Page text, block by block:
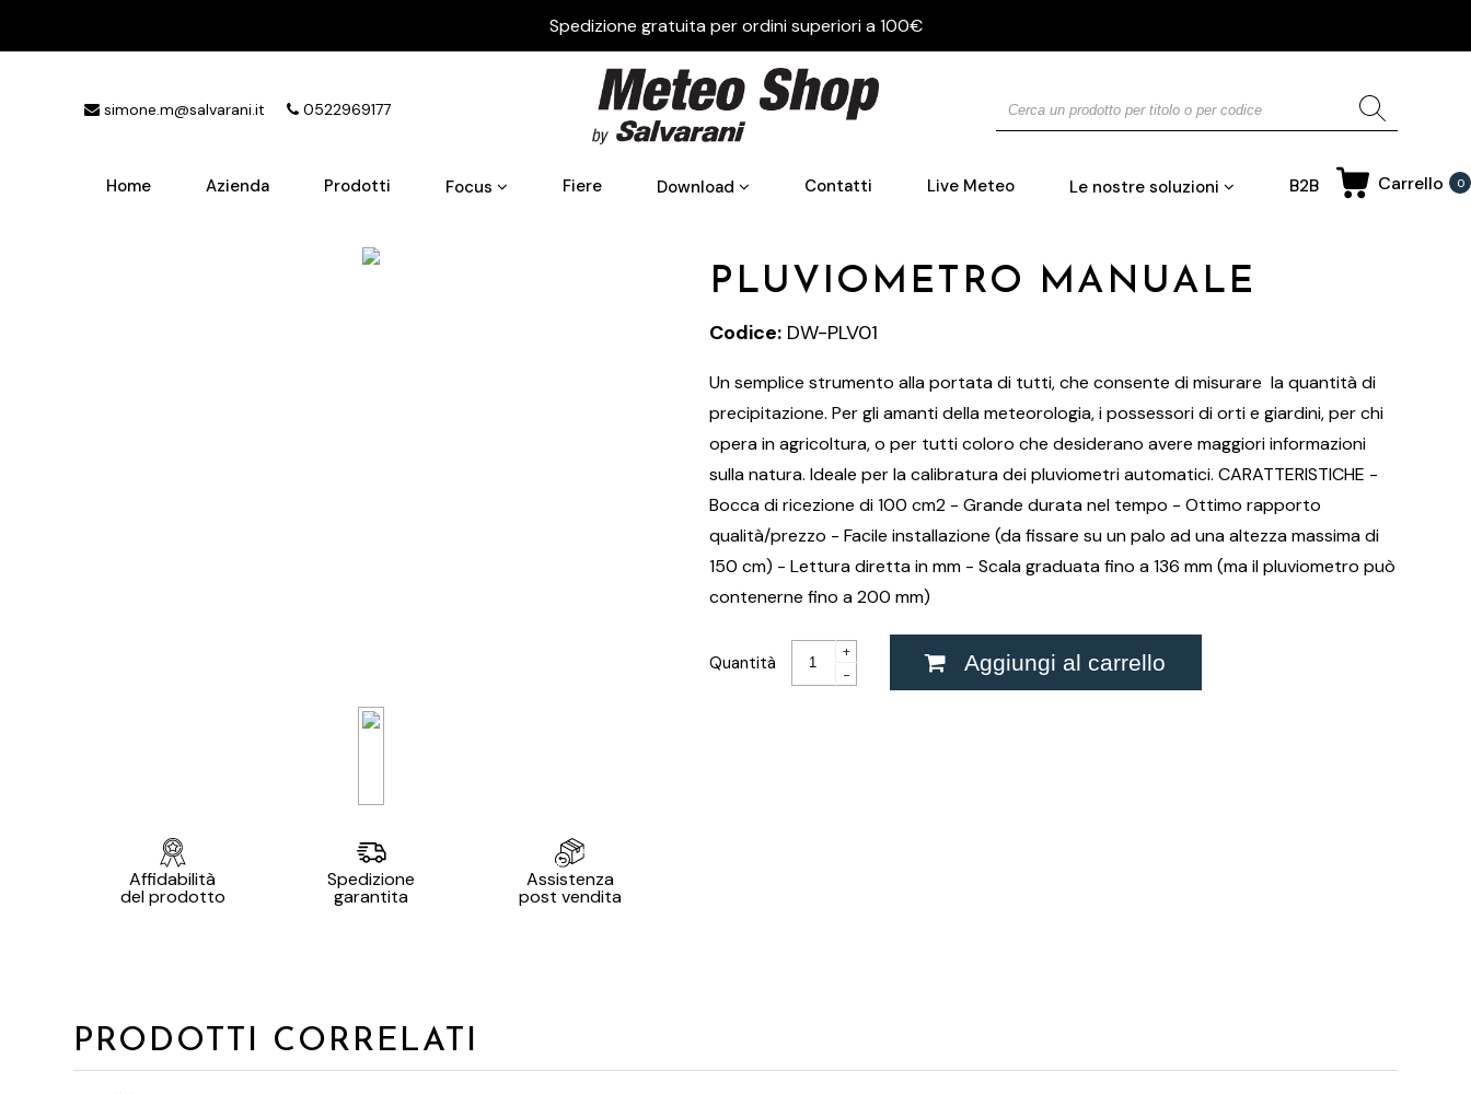
Spedizione gratuita per ordini superiori a 100€
simone.m@salvarani.it 0522969177
Home Azienda Prodotti Focus Fiere Download Contatti Live Meteo Le nostre soluzioni B2B Carrello 0
Affidabilità
del prodotto
Spedizione
garantita
Assistenza
post vendita
PLUVIOMETRO MANUALE
Codice:DW-PLV01
Un semplice strumento alla portata di tutti, che consente di misurare la quantità di
precipitazione. Per gli amanti della meteorologia, i possessori di orti e giardini, per chi
opera in agricoltura, o per tutti coloro che desiderano avere maggiori informazioni
sulla natura. Ideale per la calibratura dei pluviometri automatici. CARATTERISTICHE -
Bocca di ricezione di 100 cm2 - Grande durata nel tempo - Ottimo rapporto
qualità/prezzo - Facile installazione (da fissare su un palo ad una altezza massima di
150 cm) - Lettura diretta in mm - Scala graduata fino a 136 mm (ma il pluviometro può
contenerne fino a 200 mm)
Quantità
+
-
Aggiungi al carrello
PRODOTTI CORRELATI